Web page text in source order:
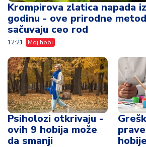
Krompirova zlatica napada
godinu - ove prirodne
sačuvaju ceo rod
12:21 Moj hobi
Psiholozi otkrivaju -
ovih 9 hobija može
da smanji